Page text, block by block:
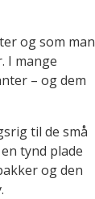
og som man
I mange
– og dem
til de små
tynd plade
og den